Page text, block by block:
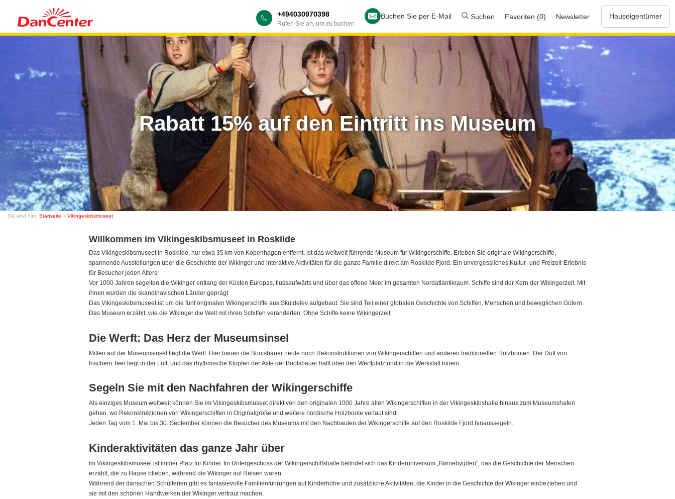
+494030970398
Rufen Sie an, um zu buchen
Buchen Sie per E-Mail Suchen Favoriten (0) Newsletter Hauseigentümer
Rabatt 15% auf den Eintritt ins Museum
Sie sind hier: Startseite > Vikingeskibsmuseet
Willkommen im Vikingeskibsmuseet in Roskilde
Das Vikingeskibsmuseet in Roskilde, nur etwa 35 km von Kopenhagen entfernt, ist das weltweit führende Museum für Wikingerschiffe. Erleben Sie originale Wikingerschiffe,
spannende Ausstellungen über die Geschichte der Wikinger und interaktive Aktivitäten für die ganze Familie direkt am Roskilde Fjord. Ein unvergessliches Kultur- und Freizeit-Erlebnis
für Besucher jeden Alters!
Vor 1000 Jahren segelten die Wikinger entlang der Küsten Europas, flussaufwärts und über das offene Meer im gesamten Nordatlantikraum. Schiffe sind der Kern der Wikingerzeit. Mit
ihnen wurden die skandinavischen Länder geprägt.
Das Vikingeskibsmuseet ist um die fünf originalen Wikingerschiffe aus Skuldelev aufgebaut. Sie sind Teil einer globalen Geschichte von Schiffen, Menschen und beweglichen Gütern.
Das Museum erzählt, wie die Wikinger die Welt mit ihren Schiffen veränderten. Ohne Schiffe keine Wikingerzeit.
Die Werft: Das Herz der Museumsinsel
Mitten auf der Museumsinsel liegt die Werft. Hier bauen die Bootsbauer heute noch Rekonstruktionen von Wikingerschiffen und anderen traditionellen Holzbooten. Der Duft von
frischem Teer liegt in der Luft, und das rhythmische Klopfen der Äxte der Bootsbauer hallt über den Werftplatz und in die Werkstatt hinein.
Segeln Sie mit den Nachfahren der Wikingerschiffe
Als einziges Museum weltweit können Sie im Vikingeskibsmuseet direkt von den originalen 1000 Jahre alten Wikingerschiffen in der Vikingeskibshalle hinaus zum Museumshafen
gehen, wo Rekonstruktionen von Wikingerschiffen in Originalgröße und weitere nordische Holzboote vertäut sind.
Jeden Tag vom 1. Mai bis 30. September können die Besucher des Museums mit den Nachbauten der Wikingerschiffe auf den Roskilde Fjord hinaussegeln.
Kinderaktivitäten das ganze Jahr über
Im Vikingeskibsmuseet ist immer Platz für Kinder. Im Untergeschoss der Wikingerschiffshalle befindet sich das Kinderuniversum „Børnebygden“, das die Geschichte der Menschen
erzählt, die zu Hause blieben, während die Wikinger auf Reisen waren.
Während der dänischen Schulferien gibt es fantasievolle Familienführungen auf Kinderhöhe und zusätzliche Aktivitäten, die Kinder in die Geschichte der Wikinger einbeziehen und
sie mit den schönen Handwerken der Wikinger vertraut machen.